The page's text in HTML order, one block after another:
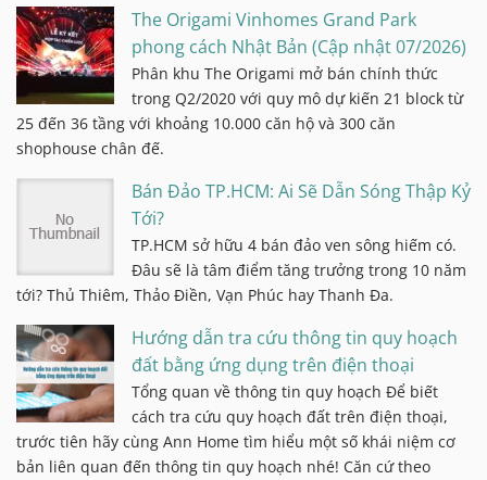
The Origami Vinhomes Grand Park
phong cách Nhật Bản (Cập nhật 07/2026)
Phân khu The Origami mở bán chính thức
trong Q2/2020 với quy mô dự kiến 21 block từ
25 đến 36 tầng với khoảng 10.000 căn hộ và 300 căn
shophouse chân đế.
Bán Đảo TP.HCM: Ai Sẽ Dẫn Sóng Thập Kỷ
Tới?
TP.HCM sở hữu 4 bán đảo ven sông hiếm có.
Đâu sẽ là tâm điểm tăng trưởng trong 10 năm
tới? Thủ Thiêm, Thảo Điền, Vạn Phúc hay Thanh Đa.
Hướng dẫn tra cứu thông tin quy hoạch
đất bằng ứng dụng trên điện thoại
Tổng quan về thông tin quy hoạch Để biết
cách tra cứu quy hoạch đất trên điện thoại,
trước tiên hãy cùng Ann Home tìm hiểu một số khái niệm cơ
bản liên quan đến thông tin quy hoạch nhé! Căn cứ theo